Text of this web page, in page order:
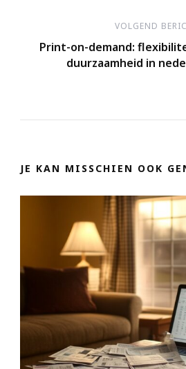
VOLGEND
Print-on-demand:
duurzaamheid in
JE KAN MISSCHIEN OOK